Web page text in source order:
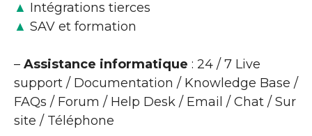
▲ Intégrations tierces
▲ SAV et formation
– Assistance informatique : 24 / 7 Live
support / Documentation / Knowledge Base /
FAQs / Forum / Help Desk / Email / Chat / Sur
site / Téléphone